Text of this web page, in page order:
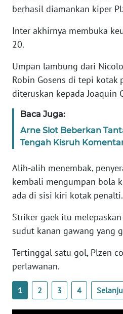
berhasil diamankan kiper
Inter akhirnya membuka
20.
Umpan lambung dari
Robin Gosens di tepi kotak
diteruskan kepada Joaquin
Baca Juga:
Arne Slot Beberkan
Tengah Kisruh
Alih-alih menembak,
kembali mengumpan bola
ada di sisi kiri kotak penalti.
Striker gaek itu
sudut kanan gawang yang
Tertinggal satu gol, Plzen
perlawanan.
1 2 3 4
KAMI
PEDOMAN
MEDIA
REDAKSI
KARIR
DISCLAIMER
Wahana
News
Regional
SUMUT
WN
JAKARTA
WN
JABAR